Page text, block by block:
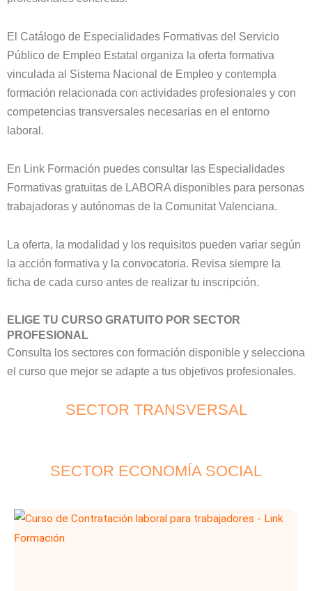
El Catálogo de Especialidades Formativas del Servicio
Público de Empleo Estatal organiza la oferta formativa
vinculada al Sistema Nacional de Empleo y contempla
formación relacionada con actividades profesionales y con
competencias transversales necesarias en el entorno
laboral.
En Link Formación puedes consultar las Especialidades
Formativas gratuitas de LABORA disponibles para personas
trabajadoras y autónomas de la Comunitat Valenciana.
La oferta, la modalidad y los requisitos pueden variar según
la acción formativa y la convocatoria. Revisa siempre la
ficha de cada curso antes de realizar tu inscripción.
ELIGE TU CURSO GRATUITO POR SECTOR
PROFESIONAL
Consulta los sectores con formación disponible y selecciona
el curso que mejor se adapte a tus objetivos profesionales.
SECTOR TRANSVERSAL
SECTOR ECONOMÍA SOCIAL